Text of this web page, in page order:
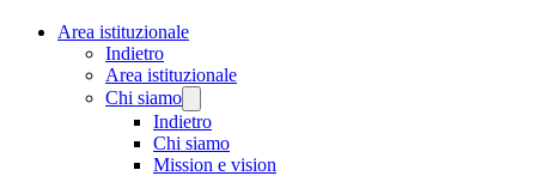
Area istituzionale
Indietro
Area istituzionale
Chi siamo
Indietro
Chi siamo
Mission e vision